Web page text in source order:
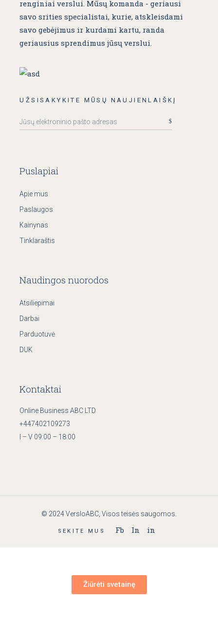
renginiai verslui. Mūsų komanda - geriausi
savo srities specialistai, kurie, atskleisdami
savo gebėjimus ir kurdami kartu, randa
geriausius sprendimus jūsų verslui.
UŽSISAKYKITE MŪSŲ NAUJIENLAIŠKĮ
Puslapiai
Apie mus
Paslaugos
Kainynas
Tinklaraštis
Naudingos nuorodos
Atsiliepimai
Darbai
Parduotuvė
DUK
Kontaktai
Online Business ABC LTD
+447402109273
I – V 09:00 – 18:00
© 2024VersloABC, Visos teisės saugomos.
SEKITE MUS Fb In in
Žiūrėti svetainę